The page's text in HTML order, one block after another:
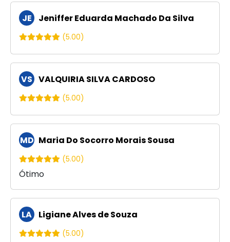
JE Jeniffer Eduarda Machado Da Silva
(5.00)
VS VALQUIRIA SILVA CARDOSO
(5.00)
MD Maria Do Socorro Morais Sousa
(5.00)
Ótimo
LA Ligiane Alves de Souza
(5.00)